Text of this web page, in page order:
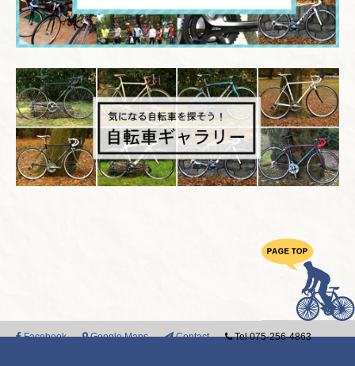
Facebook Google Maps Contact Tel 075-256-4863